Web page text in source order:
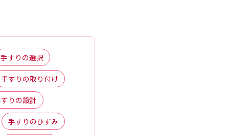
手すりの選択
手すりの取り付け
りの設計
手すりのひずみ